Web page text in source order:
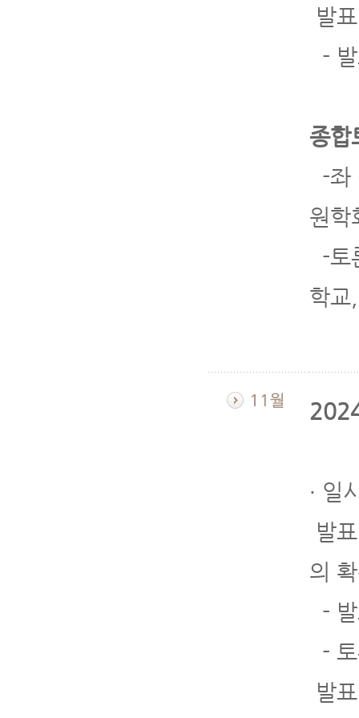
발
-
종합
-좌
원학
-토
학교
∙ 일
발
의
-
-
발